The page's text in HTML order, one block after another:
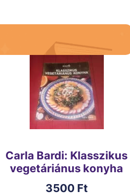
Carla Bardi: Klasszikus
vegetáriánus konyha
3500 Ft